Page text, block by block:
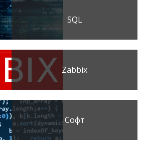
SQL
Zabbix
Софт